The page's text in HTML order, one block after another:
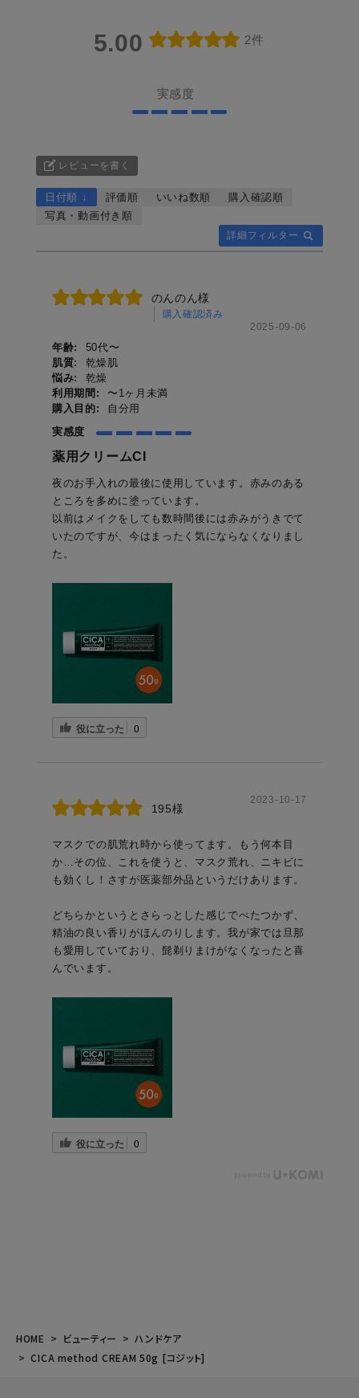
5.00 2件
実感度
レビューを書く
詳細フィルター
日付順 ↓ 評価順 いいね数順
購入確認順
写真・動画付き順
のんのん様
購入確認済み
2025-09-06
年齢:
50代〜
肌質:
乾燥肌
悩み:
乾燥
利用期間:
〜1ヶ月未満
購入目的:
自分用
実感度
薬用クリームCI
夜のお手入れの最後に使用しています。赤みのある
ところを多めに塗っています。
以前はメイクをしても数時間後には赤みがうきでて
いたのですが、今はまったく気にならなくなりまし
た。
役に立った 0
195様
2023-10-17
マスクでの肌荒れ時から使ってます。もう何本目
か…その位、これを使うと、マスク荒れ、ニキビに
も効くし！さすが医薬部外品というだけあります。
どちらかというとさらっとした感じでべたつかず、
精油の良い香りがほんのりします。我が家では旦那
も愛用していており、髭剃りまけがなくなったと喜
んでいます。
役に立った 0
HOME ビューティー
ハンドケア
CICA method CREAM 50g [コジット]